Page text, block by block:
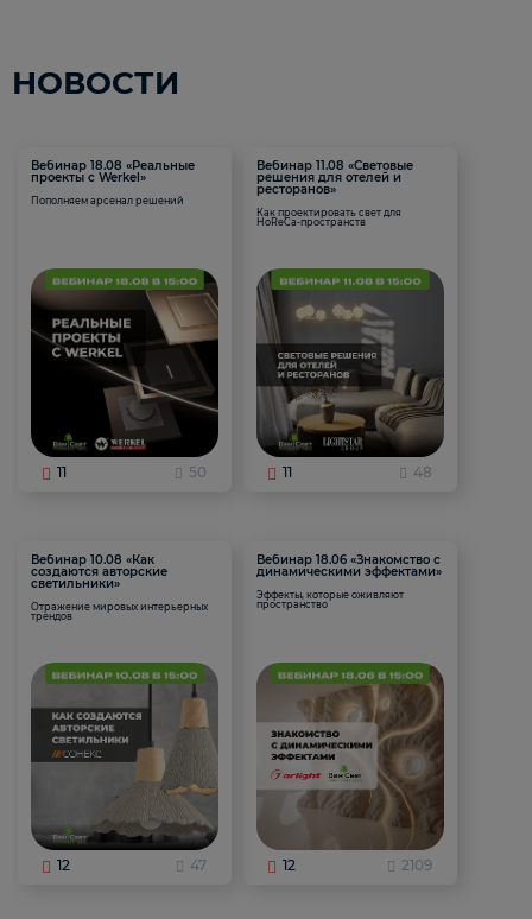
НОВОСТИ
Вебинар 18.08 «Реальные
проекты с Werkel»
Пополняем арсенал решений
11 50
Вебинар 11.08 «Световые
решения для отелей и
ресторанов»
Как проектировать свет для
HoReCa-пространств
11 48
Вебинар 10.08 «Как
создаются авторские
светильники»
Отражение мировых интерьерных
трендов
12 47
Вебинар 18.06 «Знакомство с
динамическими эффектами»
Эффекты, которые оживляют
пространство
12 2109